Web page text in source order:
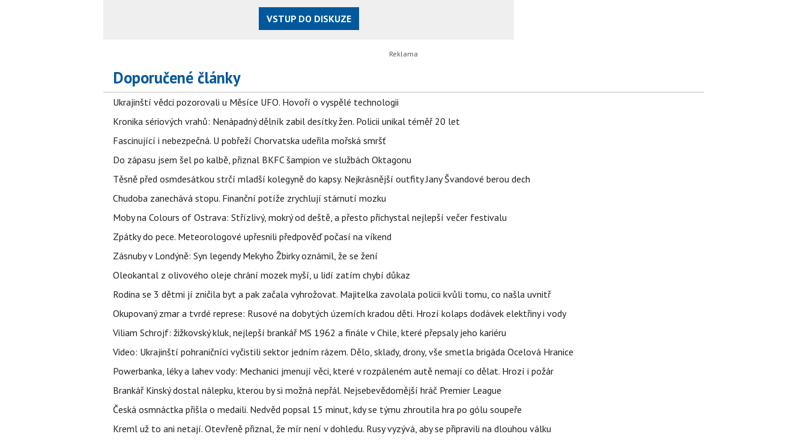
VSTUP DO DISKUZE
Doporučené články
Ukrajinští vědci pozorovali u Měsíce UFO. Hovoří o vyspělé technologii
Kronika sériových vrahů: Nenápadný dělník zabil desítky žen. Policii unikal téměř 20 let
Fascinující i nebezpečná. U pobřeží Chorvatska udeřila mořská smršť
Do zápasu jsem šel po kalbě, přiznal BKFC šampion ve službách Oktagonu
Těsně před osmdesátkou strčí mladší kolegyně do kapsy. Nejkrásnější outfity Jany Švandové berou dech
Chudoba zanechává stopu. Finanční potíže zrychlují stárnutí mozku
Moby na Colours of Ostrava: Střízlivý, mokrý od deště, a přesto přichystal nejlepší večer festivalu
Zpátky do pece. Meteorologové upřesnili předpověď počasí na víkend
Zásnuby v Londýně: Syn legendy Mekyho Žbirky oznámil, že se žení
Oleokantal z olivového oleje chrání mozek myší, u lidí zatím chybí důkaz
Rodina se 3 dětmi jí zničila byt a pak začala vyhrožovat. Majitelka zavolala policii kvůli tomu, co našla uvnitř
Okupovaný zmar a tvrdé represe: Rusové na dobytých územích kradou děti. Hrozí kolaps dodávek elektřiny i vody
Viliam Schrojf: žižkovský kluk, nejlepší brankář MS 1962 a finále v Chile, které přepsaly jeho kariéru
Video: Ukrajinští pohraničníci vyčistili sektor jedním rázem. Dělo, sklady, drony, vše smetla brigáda Ocelová Hranice
Powerbanka, léky a lahev vody: Mechanici jmenují věci, které v rozpáleném autě nemají co dělat. Hrozí i požár
Brankář Kinský dostal nálepku, kterou by si možná nepřál. Nejsebevědomější hráč Premier League
Česká osmnáctka přišla o medaili. Nedvěd popsal 15 minut, kdy se týmu zhroutila hra po gólu soupeře
Kreml už to ani netají. Otevřeně přiznal, že mír není v dohledu. Rusy vyzývá, aby se připravili na dlouhou válku